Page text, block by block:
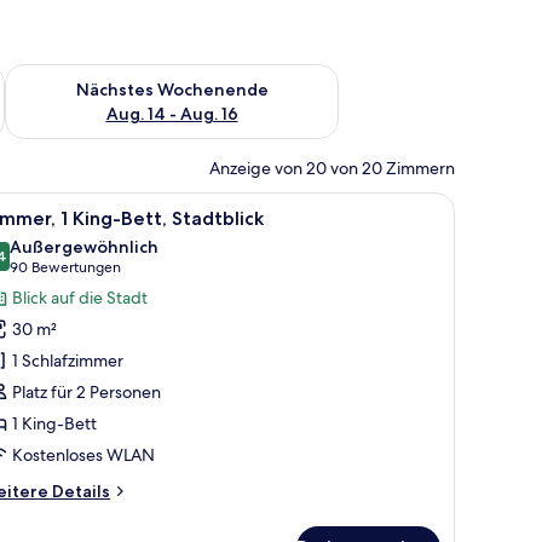
Aug. 7 - Aug. 9.
Nächstes Wochenende
Aug. 14 - Aug. 16
Überprüfe die Verfügbarkeit für nächstes Wochenende, Aug.
Anzeige von 20 von 20 Zimmern
Zimmersafe Hochwertige Bettwaren,
6 1 King-Bett, Stadtblick
von 10
Außergewöhnlich
90 Bewertungen
(90
Bewertungen)
Blick auf die Stadt
30 m²
1 Schlafzimmer
Platz für 2 Personen
1 King-Bett
Kostenloses WLAN
Details